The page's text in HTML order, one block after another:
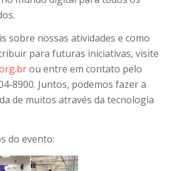
sobre nossas atividades e como
para futuras iniciativas, visite
ou entre em contato pelo
8900. Juntos, podemos fazer a
de muitos através da tecnologia
do evento: